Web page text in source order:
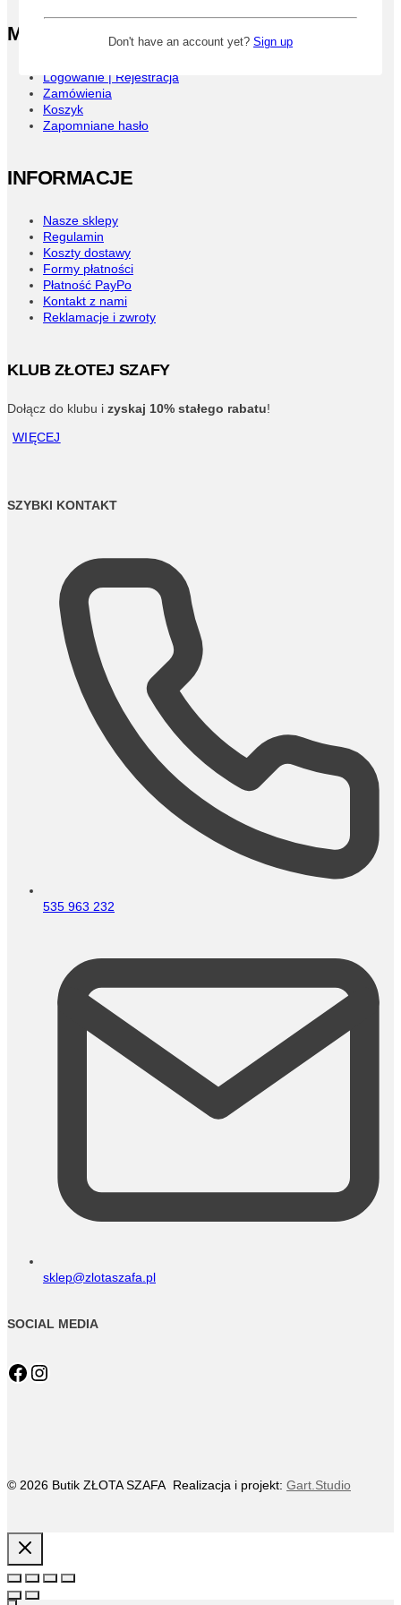
stronie
produktu
MENU UŻYTKOWNIKA
Logowanie | Rejestracja
Zamówienia
Koszyk
Zapomniane hasło
INFORMACJE
Nasze sklepy
Regulamin
Koszty dostawy
Formy płatności
Płatność PayPo
Kontakt z nami
Reklamacje i zwroty
KLUB ZŁOTEJ SZAFY
Dołącz do klubu i zyskaj 10% stałego rabatu!
WIĘCEJ
SZYBKI KONTAKT
535 963 232
sklep@zlotaszafa.pl
SOCIAL MEDIA
Facebook
Instagram
© 2026 Butik ZŁOTA SZAFA Realizacja i projekt: Gart.Studio
Don't have an account yet? Sign up